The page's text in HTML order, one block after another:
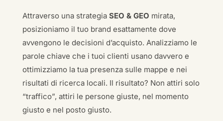
Attraverso una strategia SEO & GEO mirata,
posizioniamo il tuo brand esattamente dove
avvengono le decisioni d’acquisto. Analizziamo le
parole chiave che i tuoi clienti usano davvero e
ottimizziamo la tua presenza sulle mappe e nei
risultati di ricerca locali. Il risultato? Non attiri solo
“traffico”, attiri le persone giuste, nel momento
giusto e nel posto giusto.